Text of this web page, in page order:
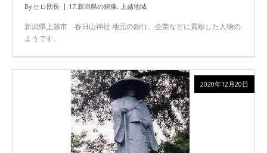
By ヒロ団長 17.新潟県の銅像, 上越地域
新潟県上越市 春日山神社 地元の銀行、企業などに貢献した人物の
ようです。
2020年12月20日